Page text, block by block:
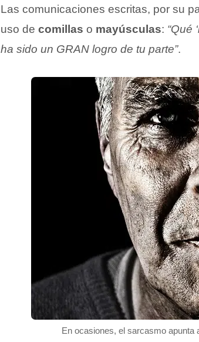
Las comunicaciones escritas, por su
uso de comillas o mayúsculas: “Qué
ha sido un GRAN logro de tu parte”.
En ocasiones, el sarcasmo apunta